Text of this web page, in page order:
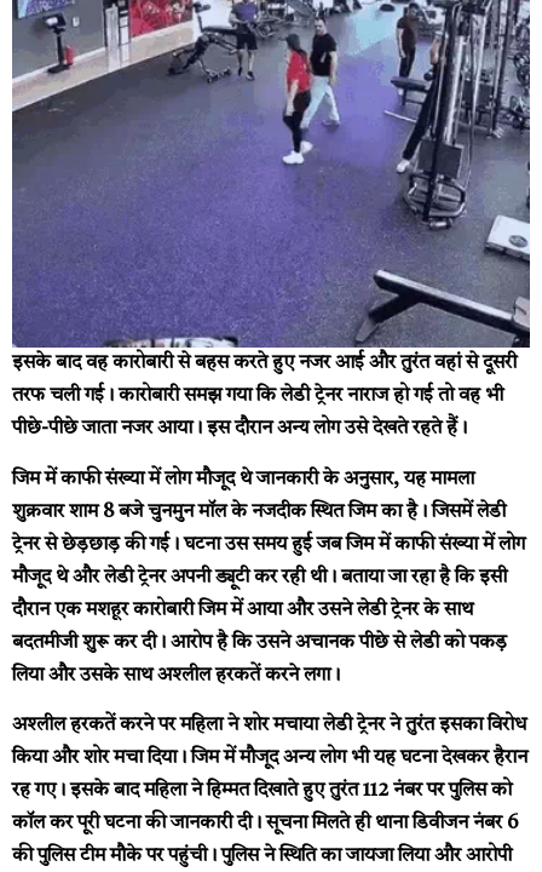
इसके बाद वह कारोबारी से बहस करते हुए नजर आई और तुरंत वहां से दूसरी
तरफ चली गई। कारोबारी समझ गया कि लेडी ट्रेनर नाराज हो गई तो वह भी
पीछे-पीछे जाता नजर आया। इस दौरान अन्य लोग उसे देखते रहते हैं।
जिम में काफी संख्या में लोग मौजूद थेजानकारी के अनुसार, यह मामला
शुक्रवार शाम 8 बजे चुनमुन मॉल के नजदीक स्थित जिम का है। जिसमें लेडी
ट्रेनर से छेड़छाड़ की गई। घटना उस समय हुई जब जिम में काफी संख्या में लोग
मौजूद थे और लेडी ट्रेनर अपनी ड्यूटी कर रही थी। बताया जा रहा है कि इसी
दौरान एक मशहूर कारोबारी जिम में आया और उसने लेडी ट्रेनर के साथ
बदतमीजी शुरू कर दी। आरोप है कि उसने अचानक पीछे से लेडी को पकड़
लिया और उसके साथ अश्लील हरकतें करने लगा।
अश्लील हरकतें करने पर महिला ने शोर मचायालेडी ट्रेनर ने तुरंत इसका विरोध
किया और शोर मचा दिया। जिम में मौजूद अन्य लोग भी यह घटना देखकर हैरान
रह गए। इसके बाद महिला ने हिम्मत दिखाते हुए तुरंत 112 नंबर पर पुलिस को
कॉल कर पूरी घटना की जानकारी दी। सूचना मिलते ही थाना डिवीजन नंबर 6
की पुलिस टीम मौके पर पहुंची। पुलिस ने स्थिति का जायजा लिया और आरोपी